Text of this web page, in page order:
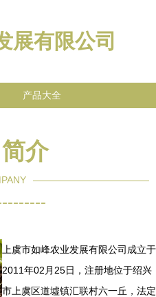
展有限公司
产品大全
介
上虞市如峰农业发展有限公司成立于
2011年02月25日，注册地位于绍兴
市上虞区道墟镇汇联村六一丘，法定